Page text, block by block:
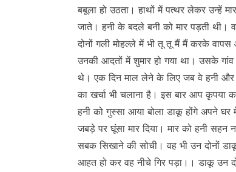
बबूला हो उठता। हाथों में पत्थर लेकर उन्हें
जाते। हनी के बदले बनी को मार पड़ती थी।
दोनों गली मोहल्ले में भी तू तू मैं मैं करके
उनकी आदतों में शुमार हो गया था। उसके
थे। एक दिन माल लेने के लिए जब वे हनी और
का खर्चा भी चलाना है। इस बार आप कृपया
हनी को गुस्सा आया बोला डाकू होंगे अपने
जबड़े पर घूंसा मार दिया। मार को हनी सहन
सबक सिखाने की सोची। वह भी उन दोनों
आहत हो कर वह नीचे गिर पड़ा।। डाकू उन